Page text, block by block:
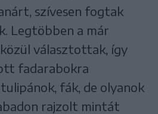
szívesen fogtak
Legtöbben a már
választottak, így
fadarabokra
fák, de olyanok
rajzolt mintát